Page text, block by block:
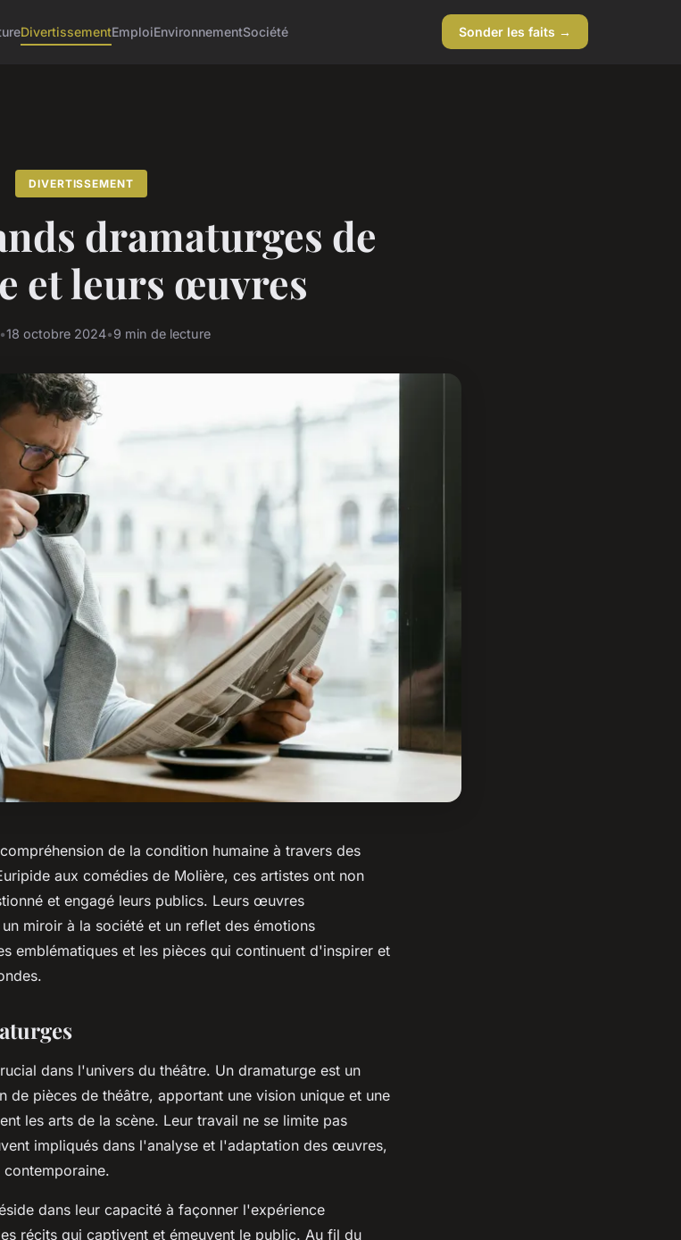
DivertissementEmploiEnvironnementSociété Sonder les faits →
DIVERTISSEMENT
dramaturges de
et leurs œuvres
18 octobre 2024•9 min de lecture
de la condition humaine à travers des
aux comédies de Molière, ces artistes ont non
et engagé leurs publics. Leurs œuvres
miroir à la société et un reflet des émotions
emblématiques et les pièces qui continuent d'inspirer et
dans l'univers du théâtre. Un dramaturge est un
de pièces de théâtre, apportant une vision unique et une
les arts de la scène. Leur travail ne se limite pas
impliqués dans l'analyse et l'adaptation des œuvres,
dans leur capacité à façonner l'expérience
récits qui captivent et émeuvent le public. Au fil du